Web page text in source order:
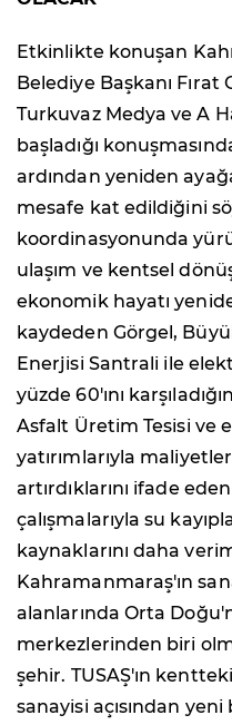
Etkinlikte konuşan
Belediye Başkanı
Turkuvaz Medya ve A
başladığı
ardından yeniden
mesafe kat edildiğini
koordinasyonunda
ulaşım ve kentsel
ekonomik hayatı
kaydeden Görgel,
Enerjisi Santrali ile
yüzde 60'ını
Asfalt Üretim Tesisi ve
yatırımlarıyla
artırdıklarını ifade
çalışmalarıyla su
kaynaklarını daha
Kahramanmaraş'ın
alanlarında Orta
merkezlerinden biri
şehir. TUSAŞ'ın
sanayisi açısından yeni